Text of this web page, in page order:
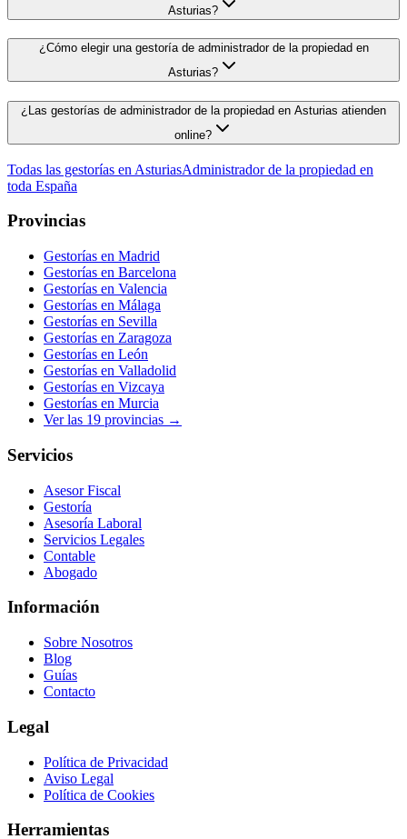
Asturias?
¿Cómo elegir una gestoría de administrador de la propiedad en
Asturias?
¿Las gestorías de administrador de la propiedad en Asturias atienden
online?
Todas las gestorías en AsturiasAdministrador de la propiedad en
toda España
Provincias
Gestorías en Madrid
Gestorías en Barcelona
Gestorías en Valencia
Gestorías en Málaga
Gestorías en Sevilla
Gestorías en Zaragoza
Gestorías en León
Gestorías en Valladolid
Gestorías en Vizcaya
Gestorías en Murcia
Ver las 19 provincias →
Servicios
Asesor Fiscal
Gestoría
Asesoría Laboral
Servicios Legales
Contable
Abogado
Información
Sobre Nosotros
Blog
Guías
Contacto
Legal
Política de Privacidad
Aviso Legal
Política de Cookies
Herramientas